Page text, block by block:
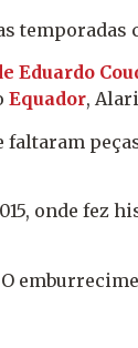
temporadas
Eduardo
Equador,
onde fez
O